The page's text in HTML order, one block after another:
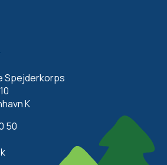
Spejderkorps
K
50